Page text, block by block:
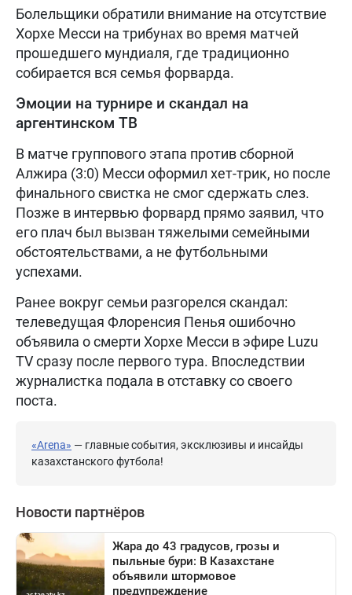
Болельщики обратили внимание на отсутствие
Хорхе Месси на трибунах во время матчей
прошедшего мундиаля, где традиционно
собирается вся семья форварда.
Эмоции на турнире и скандал на
аргентинском ТВ
В матче группового этапа против сборной
Алжира (3:0) Месси оформил хет-трик, но после
финального свистка не смог сдержать слез.
Позже в интервью форвард прямо заявил, что
его плач был вызван тяжелыми семейными
обстоятельствами, а не футбольными
успехами.
Ранее вокруг семьи разгорелся скандал:
телеведущая Флоренсия Пенья ошибочно
объявила о смерти Хорхе Месси в эфире Luzu
TV сразу после первого тура. Впоследствии
журналистка подала в отставку со своего
поста.
«Arena» — главные события, эксклюзивы и инсайды
казахстанского футбола!